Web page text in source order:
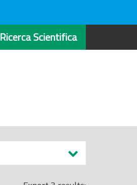
Ricerca Scientifica